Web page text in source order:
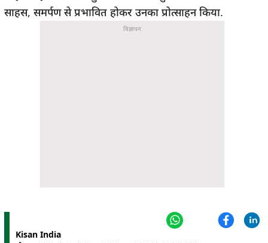
साहस, समर्पण से प्रभावित होकर उनका प्रोत्साहन किया.
Kisan India